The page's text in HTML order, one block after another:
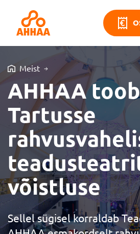
Meist
AHHAA toob
Tartusse
võistluse
Sellel sügisel korraldab